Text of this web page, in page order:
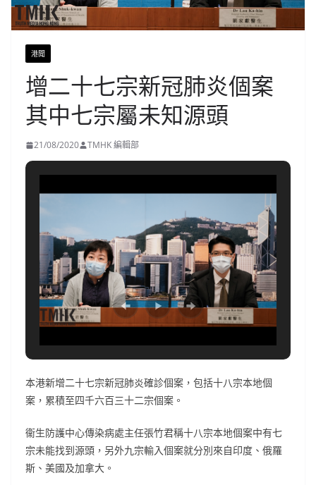
港聞
增二十七宗新冠肺炎個案
其中七宗屬未知源頭
21/08/2020 TMHK 編輯部
本港新增二十七宗新冠肺炎確診個案，包括十八宗本地個
案，累積至四千六百三十二宗個案。
衞生防護中心傳染病處主任張竹君稱十八宗本地個案中有七
宗未能找到源頭，另外九宗輸入個案就分別來自印度、俄羅
斯、美國及加拿大。